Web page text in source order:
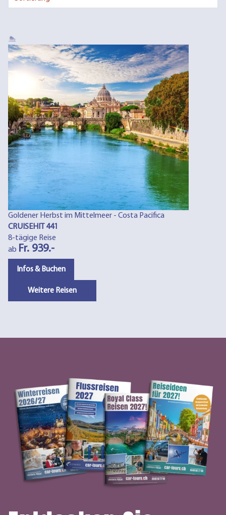
Goldener Herbst im Mittelmeer - Costa Pacifica
CRUISEHIT 441
8-tägige Reise
ab Fr. 939.-
Infos & Buchen
Weitere Reisen